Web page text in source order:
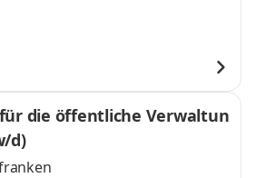
die öffentliche Verwaltun
d)